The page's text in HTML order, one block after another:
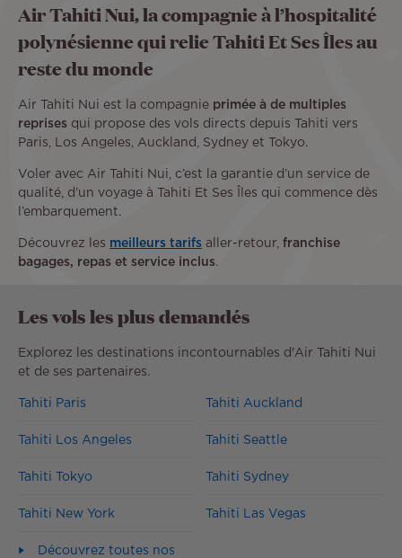
Air Tahiti Nui, la compagnie à l’hospitalité
polynésienne qui relie Tahiti Et Ses Îles au
reste du monde
Air Tahiti Nui est la compagnie primée à de multiples
reprises qui propose des vols directs depuis Tahiti vers
Paris, Los Angeles, Auckland, Sydney et Tokyo.
Voler avec Air Tahiti Nui, c’est la garantie d’un service de
qualité, d’un voyage à Tahiti Et Ses Îles qui commence dès
l’embarquement.
Découvrez les meilleurs tarifs aller-retour, franchise
bagages, repas et service inclus.
Les vols les plus demandés
Explorez les destinations incontournables d'Air Tahiti Nui
et de ses partenaires.
Tahiti Paris Tahiti Auckland
Tahiti Los Angeles Tahiti Seattle
Tahiti Tokyo Tahiti Sydney
Tahiti New York Tahiti Las Vegas
Découvrez toutes nos